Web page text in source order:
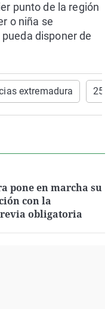
punto de la región
o niña se
disponer de
extremadura 25N
pone en marcha su
con la
obligatoria